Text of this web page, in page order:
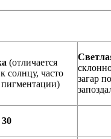
(отличается
солнцу, часто
пигментации)
загар
30